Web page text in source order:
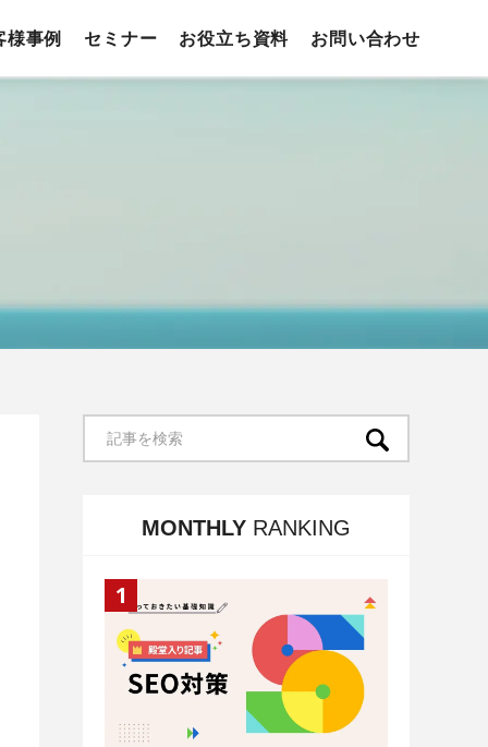
様事例 セミナー お役立ち資料 お問い合わせ
MONTHLY RANKING